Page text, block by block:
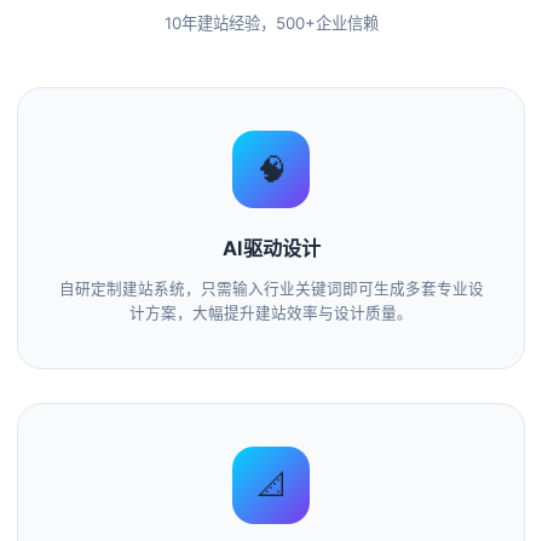
10年建站经验，500+企业信赖
🧠
AI驱动设计
自研定制建站系统，只需输入行业关键词即可生成多套专业设
计方案，大幅提升建站效率与设计质量。
📐